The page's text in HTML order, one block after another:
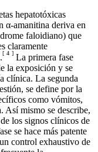
hepatotóxicas
α-amanitina deriva en
faloidiano) que
claramente
[ 4 ] La primera fase
la exposición y se
clínica. La segunda
se define por la
como vómitos,
Así mismo se describe,
los signos clínicos de
se hace más patente
control exhaustivo de